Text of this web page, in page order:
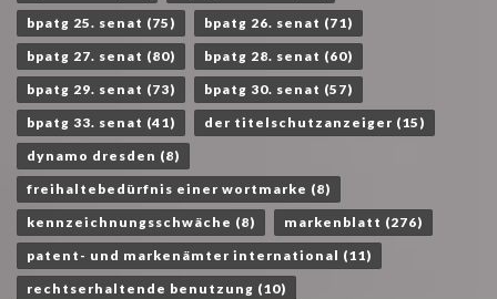
bpatg 25. senat (75) bpatg 26. senat (71)
bpatg 27. senat (80) bpatg 28. senat (60)
bpatg 29. senat (73) bpatg 30. senat (57)
bpatg 33. senat (41) der titelschutzanzeiger (15)
dynamo dresden (8)
freihaltebedürfnis einer wortmarke (8)
kennzeichnungsschwäche (8) markenblatt (276)
patent- und markenämter international (11)
rechtserhaltende benutzung (10)